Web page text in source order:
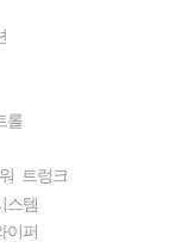
롤
트렁크
스템
이퍼